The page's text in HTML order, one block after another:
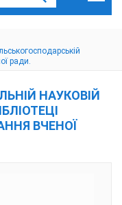
ради.
НАУКОВІЙ
ВЧЕНОЇ